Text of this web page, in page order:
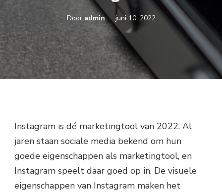
Door admin juni 10, 2022
Instagram is dé marketingtool van 2022. Al
jaren staan sociale media bekend om hun
goede eigenschappen als marketingtool, en
Instagram speelt daar goed op in. De visuele
eigenschappen van Instagram maken het